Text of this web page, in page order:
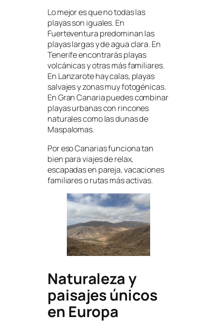
Lo mejor es que no todas las
playas son iguales. En
Fuerteventura predominan las
playas largas y de agua clara. En
Tenerife encontrarás playas
volcánicas y otras más familiares.
En Lanzarote hay calas, playas
salvajes y zonas muy fotogénicas.
En Gran Canaria puedes combinar
playas urbanas con rincones
naturales como las dunas de
Maspalomas.
Por eso Canarias funciona tan
bien para viajes de relax,
escapadas en pareja, vacaciones
familiares o rutas más activas.
Naturaleza y
paisajes únicos
en Europa